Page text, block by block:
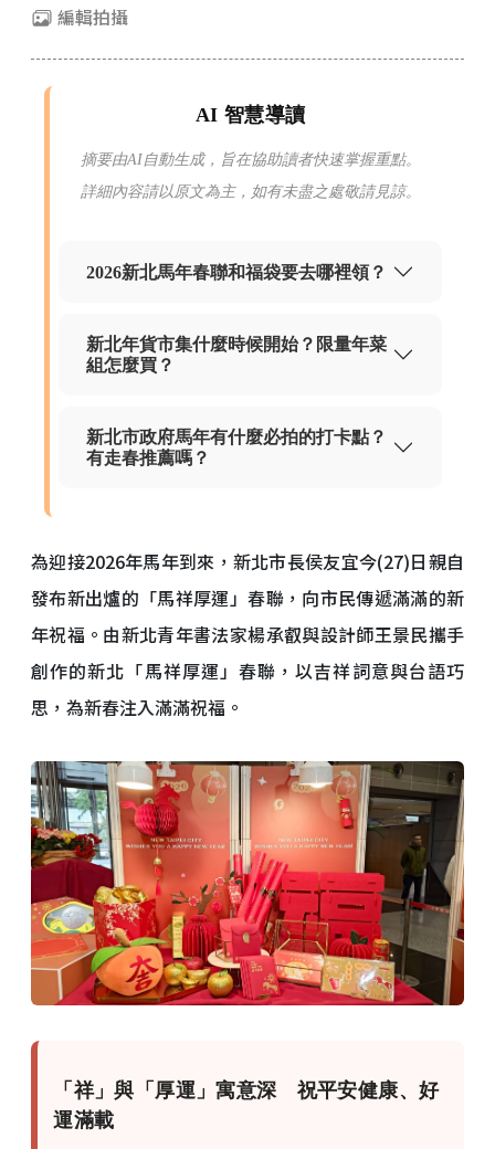
編輯拍攝
AI 智慧導讀
摘要由AI自動生成，旨在協助讀者快速掌握重點。
詳細內容請以原文為主，如有未盡之處敬請見諒。
2026新北馬年春聯和福袋要去哪裡領？
新北年貨市集什麼時候開始？限量年菜
組怎麼買？
新北市政府馬年有什麼必拍的打卡點？
有走春推薦嗎？
為迎接2026年馬年到來，新北市長侯友宜今(27)日親自
發布新出爐的「馬祥厚運」春聯，向市民傳遞滿滿的新
年祝福。由新北青年書法家楊承叡與設計師王景民攜手
創作的新北「馬祥厚運」春聯，以吉祥詞意與台語巧
思，為新春注入滿滿祝福。
「祥」與「厚運」寓意深 祝平安健康、好
運滿載